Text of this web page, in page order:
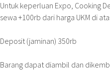
Untuk keperluan Expo, Cooking
sewa +100rb dari harga UKM di
Deposit (jaminan) 350rb
Barang dapat diambil dan